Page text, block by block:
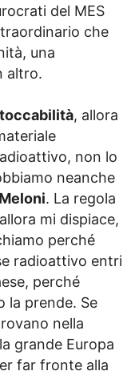
del MES
che
una
altro.
, allora
non lo
neanche
Meloni. La regola
mi dispiace,
perché
radioattivo entri
perché
la prende. Se
nella
grande Europa
far fronte alla